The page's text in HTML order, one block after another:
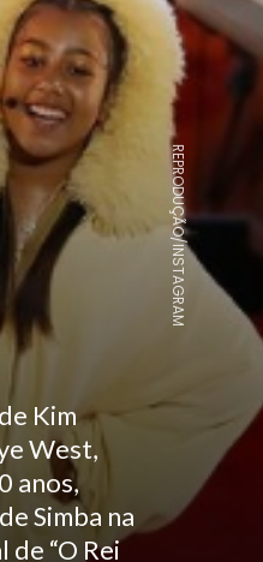
Kim
West,
anos,
Simba na
de “O Rei
REPRODUÇÃO/INSTAGRAM